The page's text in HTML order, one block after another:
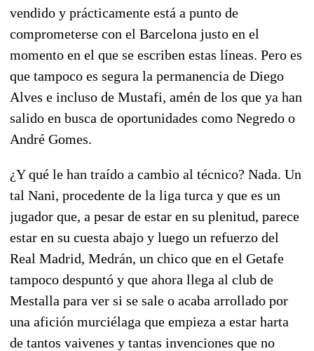
vendido y prácticamente está a punto de
comprometerse con el Barcelona justo en el
momento en el que se escriben estas líneas. Pero es
que tampoco es segura la permanencia de Diego
Alves e incluso de Mustafi, amén de los que ya han
salido en busca de oportunidades como Negredo o
André Gomes.
¿Y qué le han traído a cambio al técnico? Nada. Un
tal Nani, procedente de la liga turca y que es un
jugador que, a pesar de estar en su plenitud, parece
estar en su cuesta abajo y luego un refuerzo del
Real Madrid, Medrán, un chico que en el Getafe
tampoco despuntó y que ahora llega al club de
Mestalla para ver si se sale o acaba arrollado por
una afición murciélaga que empieza a estar harta
de tantos vaivenes y tantas invenciones que no